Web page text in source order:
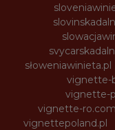
słoweniawinieta.pl
vignette-
vignette-
vignette-ro.com
vignettepoland.pl